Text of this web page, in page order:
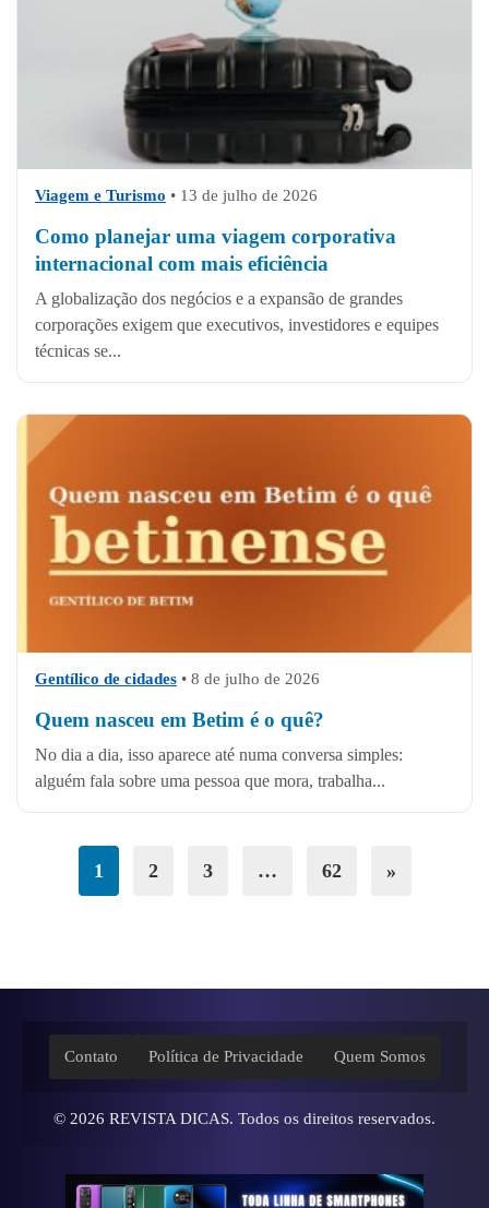
Viagem e Turismo • 13 de julho de 2026
Como planejar uma viagem corporativa
internacional com mais eficiência
A globalização dos negócios e a expansão de grandes
corporações exigem que executivos, investidores e equipes
técnicas se...
Gentílico de cidades • 8 de julho de 2026
Quem nasceu em Betim é o quê?
No dia a dia, isso aparece até numa conversa simples:
alguém fala sobre uma pessoa que mora, trabalha...
1 2 3 … 62 »
Contato Política de Privacidade Quem Somos
© 2026 REVISTA DICAS. Todos os direitos reservados.